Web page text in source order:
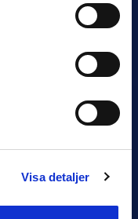
Visa detaljer
IFK Göteborg att